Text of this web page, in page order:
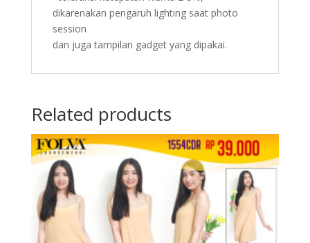
dikarenakan pengaruh lighting saat photo
session
dan juga tampilan gadget yang dipakai.
Related products